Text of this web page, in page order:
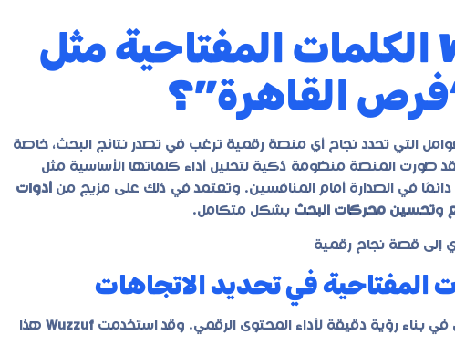
كيف تتبع Wuzzuf الكلمات المفتاحية مثل
القاهرة”؟
التي تحدد نجاح أي منصة رقمية ترغب في تصدر نتائج البحث، خاصة
طورت المنصة منظومة ذكية لتحليل أداء كلماتها الأساسية مثل
في الصدارة أمام المنافسين. وتعتمد في ذلك على مزيج من أدوات
وتحسين محركات البحث بشكل متكامل.
المفتاحية في تحديد الاتجاهات
في بناء رؤية دقيقة لأداء المحتوى الرقمي. وقد استخدمت Wuzzuf هذا